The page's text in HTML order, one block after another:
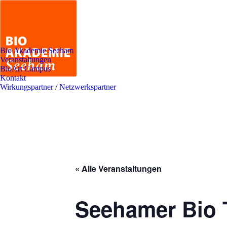
Bio Akademie Seeham
Veranstaltungen
BioArt Campus
Kontakt
Wirkungspartner / Netzwerkspartner
« Alle Veranstaltungen
Seehamer Bio